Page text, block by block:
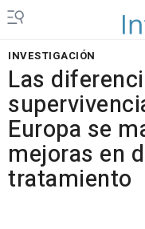
INVESTIGACIÓN
Las
Europa se
mejoras en
tratamiento